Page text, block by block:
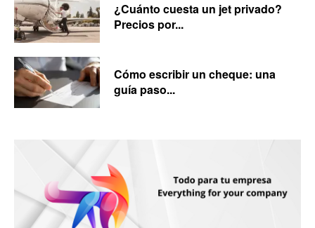
¿Cuánto cuesta un jet privado?
Precios por...
Cómo escribir un cheque: una
guía paso...